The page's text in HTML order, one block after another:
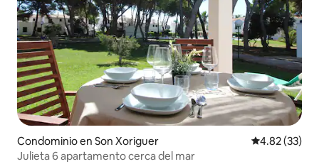
Condominio en Son Xoriguer Calificación
4.82 (33)
Julieta 6 apartamento cerca del mar